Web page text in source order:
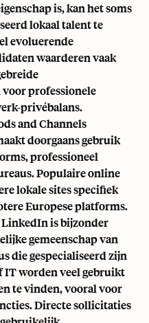
is, kan het soms
lokaal talent te
evoluerende
waarderen vaak
professionele
privébalans.
and Channels
doorgaans gebruik
professioneel
Populaire online
lokale sites specifiek
Europese platforms.
is bijzonder
gemeenschap van
die gespecialiseerd zijn
IT worden veel gebruikt
te vinden, vooral voor
Directe sollicitaties